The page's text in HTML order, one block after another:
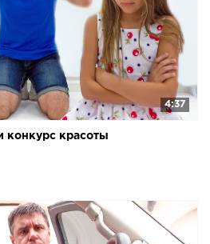
4:37
конкурс красоты